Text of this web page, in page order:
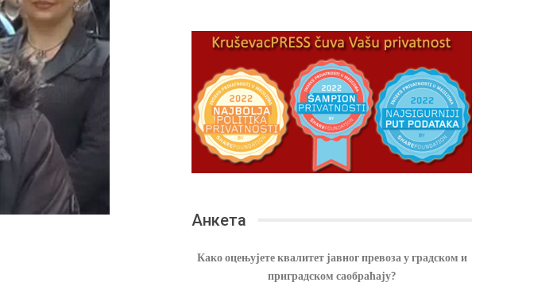
Анкета
Како оцењујете квалитет јавног превоза у градском и
приградском саобраћају?